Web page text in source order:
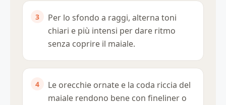
Per lo sfondo a raggi, alterna toni
chiari e più intensi per dare ritmo
senza coprire il maiale.
Le orecchie ornate e la coda riccia del
maiale rendono bene con fineliner o